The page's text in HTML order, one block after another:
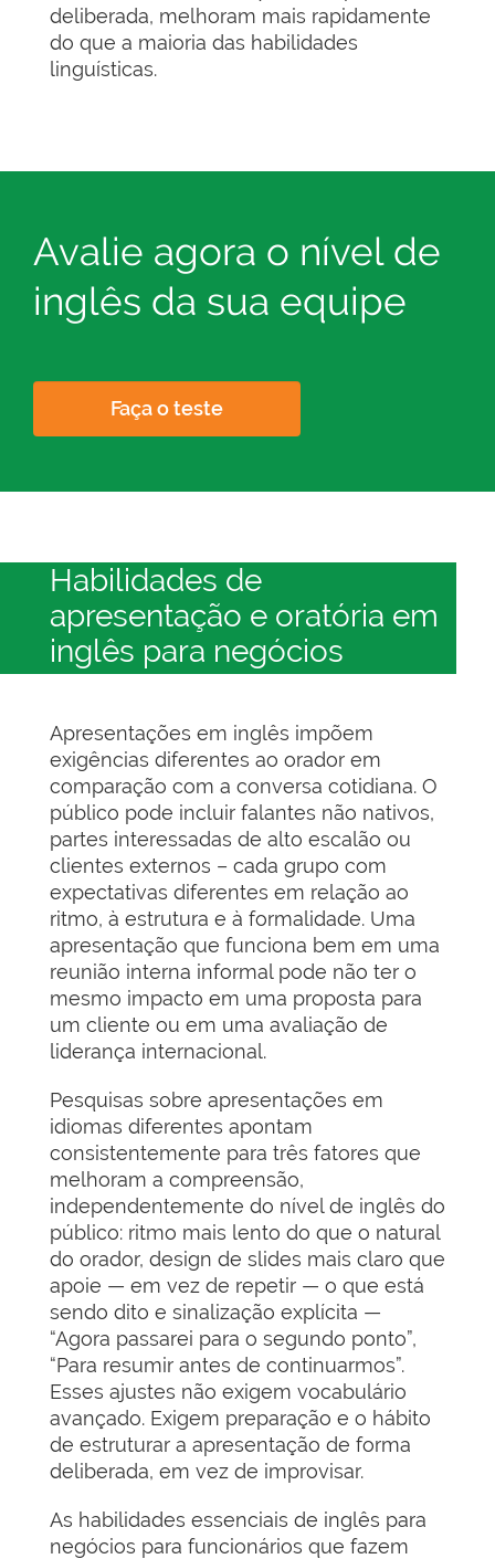
deliberada, melhoram mais rapidamente
do que a maioria das habilidades
linguísticas.
Avalie agora o nível de
inglês da sua equipe
Faça o teste
Habilidades de
apresentação e oratória em
inglês para negócios
Apresentações em inglês impõem
exigências diferentes ao orador em
comparação com a conversa cotidiana. O
público pode incluir falantes não nativos,
partes interessadas de alto escalão ou
clientes externos – cada grupo com
expectativas diferentes em relação ao
ritmo, à estrutura e à formalidade. Uma
apresentação que funciona bem em uma
reunião interna informal pode não ter o
mesmo impacto em uma proposta para
um cliente ou em uma avaliação de
liderança internacional.
Pesquisas sobre apresentações em
idiomas diferentes apontam
consistentemente para três fatores que
melhoram a compreensão,
independentemente do nível de inglês do
público: ritmo mais lento do que o natural
do orador, design de slides mais claro que
apoie — em vez de repetir — o que está
sendo dito e sinalização explícita —
“Agora passarei para o segundo ponto”,
“Para resumir antes de continuarmos”.
Esses ajustes não exigem vocabulário
avançado. Exigem preparação e o hábito
de estruturar a apresentação de forma
deliberada, em vez de improvisar.
As habilidades essenciais de inglês para
negócios para funcionários que fazem